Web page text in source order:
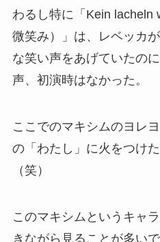
わるし特に「Kein lacheln
微笑み）」は、レベッカ
な笑い声をあげていたの
声、初演時はなかった。
ここでのマキシムのヨレ
の「わたし」に火をつけ
（笑）
このマキシムというキャ
きながら見ることが多いで